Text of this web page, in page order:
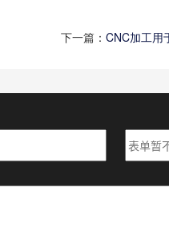
下一篇： CNC加工用